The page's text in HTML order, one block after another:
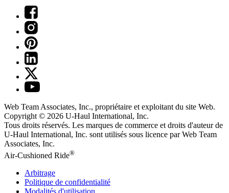
Web Team Associates, Inc., propriétaire et exploitant du site Web.
Copyright © 2026 U-Haul International, Inc.
Tous droits réservés. Les marques de commerce et droits d'auteur de
U-Haul International, Inc. sont utilisés sous licence par Web Team
Associates, Inc.
Air-Cushioned Ride®
Arbitrage
Politique de confidentialité
Modalités d'utilisation